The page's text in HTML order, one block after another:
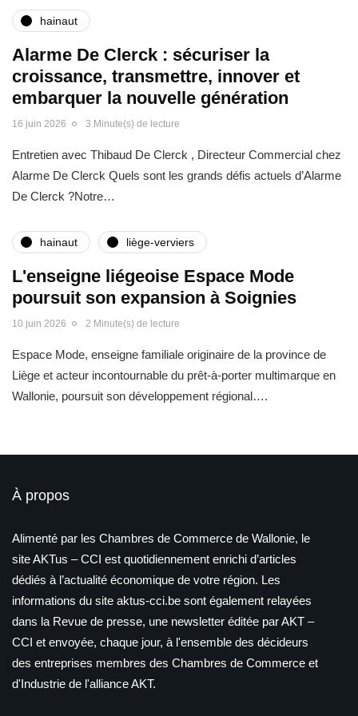
hainaut
Alarme De Clerck : sécuriser la
croissance, transmettre, innover et
embarquer la nouvelle génération
16 juin 2026 3 Minute(s) de lecture
Entretien avec Thibaud De Clerck , Directeur Commercial chez
Alarme De Clerck Quels sont les grands défis actuels d’Alarme
De Clerck ?Notre…
hainaut liège-verviers
L'enseigne liégeoise Espace Mode
poursuit son expansion à Soignies
10 juin 2026 2 Minute(s) de lecture
Espace Mode, enseigne familiale originaire de la province de
Liège et acteur incontournable du prêt-à-porter multimarque en
Wallonie, poursuit son développement régional….
À propos
Alimenté par les Chambres de Commerce de Wallonie, le
site AKTus – CCI est quotidiennement enrichi d’articles
dédiés à l’actualité économique de votre région. Les
informations du site aktus-cci.be sont également relayées
dans la Revue de presse, une newsletter éditée par AKT –
CCI et envoyée, chaque jour, à l'ensemble des décideurs
des entreprises membres des Chambres de Commerce et
d'Industrie de l'alliance AKT.